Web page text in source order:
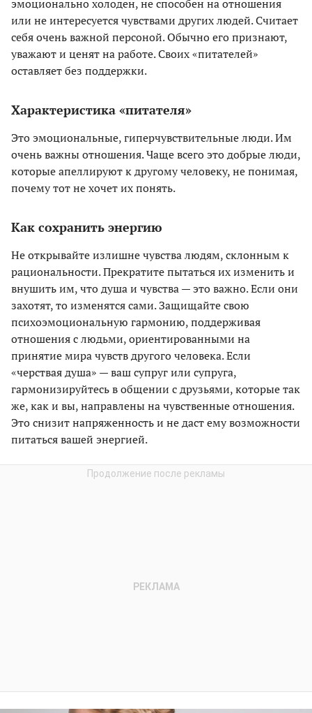
эмоционально холоден, не способен на отношения
или не интересуется чувствами других людей. Считает
себя очень важной персоной. Обычно его признают,
уважают и ценят на работе. Своих «питателей»
оставляет без поддержки.
Характеристика «питателя»
Это эмоциональные, гиперчувствительные люди. Им
очень важны отношения. Чаще всего это добрые люди,
которые апеллируют к другому человеку, не понимая,
почему тот не хочет их понять.
Как сохранить энергию
Не открывайте излишне чувства людям, склонным к
рациональности. Прекратите пытаться их изменить и
внушить им, что душа и чувства — это важно. Если они
захотят, то изменятся сами. Защищайте свою
психоэмоциональную гармонию, поддерживая
отношения с людьми, ориентированными на
принятие мира чувств другого человека. Если
«черствая душа» — ваш супруг или супруга,
гармонизируйтесь в общении с друзьями, которые так
же, как и вы, направлены на чувственные отношения.
Это снизит напряженность и не даст ему возможности
питаться вашей энергией.